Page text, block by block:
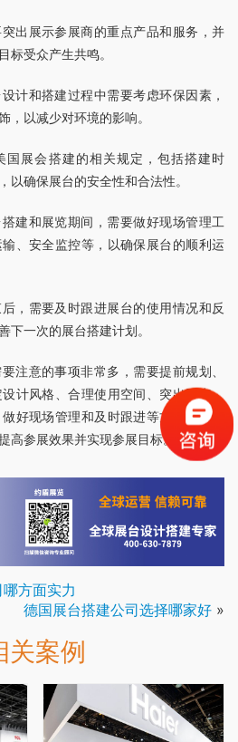
出展示参展商的重点产品和服务，并
标受众产生共鸣。
计和搭建过程中需要考虑环保因素，
，以减少对环境的影响。
国展会搭建的相关规定，包括搭建时
以确保展台的安全性和合法性。
建和展览期间，需要做好现场管理工
、安全监控等，以确保展台的顺利运
，需要及时跟进展台的使用情况和反
下一次的展台搭建计划。
注意的事项非常多，需要提前规划、
计风格、合理使用空间、突出重点、
好现场管理和及时跟进等方面。只有
高参展效果并实现参展目标。
方面实力
德国展台搭建公司选择哪家好 »
关案例